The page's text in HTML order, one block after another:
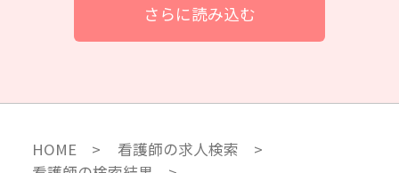
さらに読み込む
HOME
看護師の求人検索